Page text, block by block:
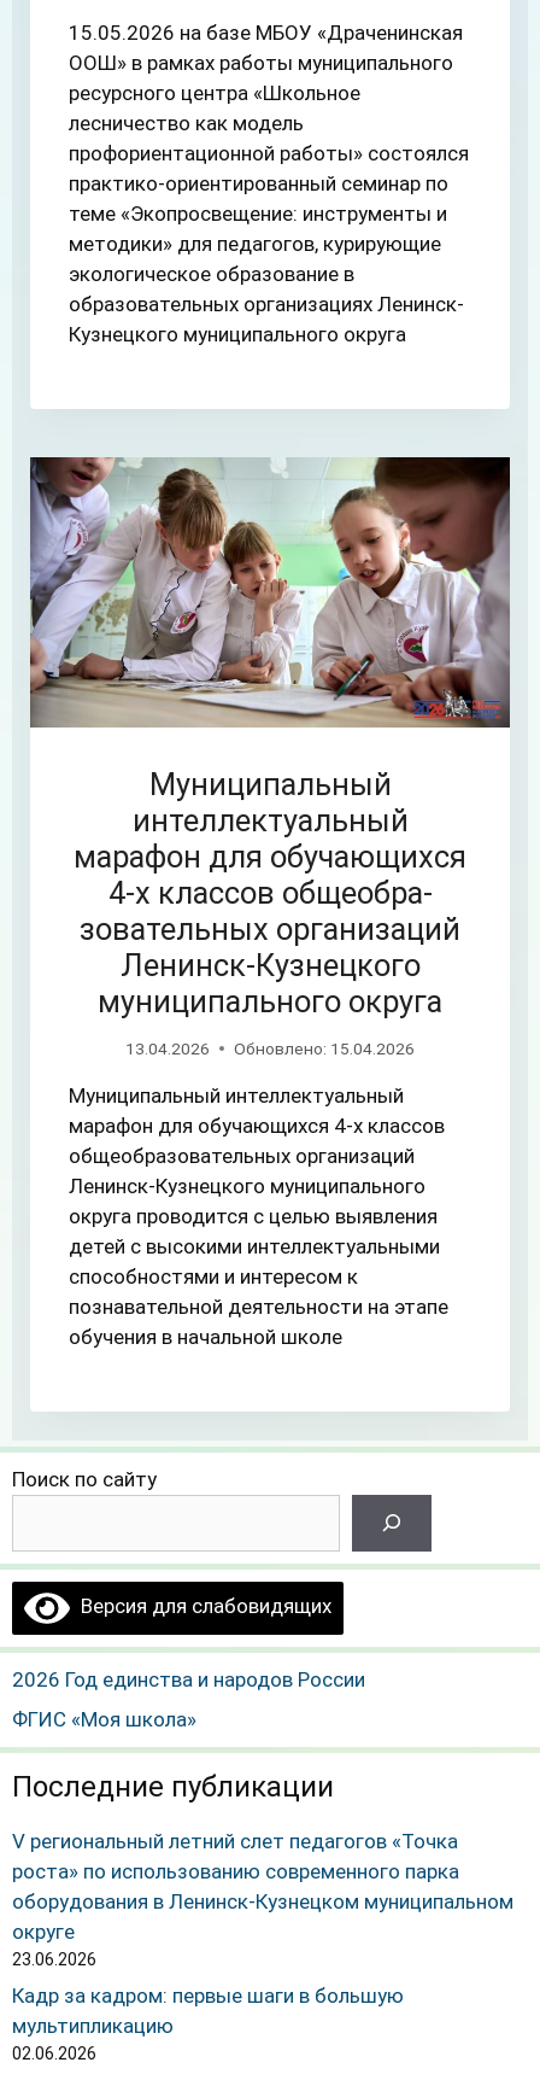
15.05.2026 на базе МБОУ «Драченинская
ООШ» в рамках работы муниципального
ресурсного центра «Школьное
лесничество как модель
профориентационной работы» состоялся
практико-ориентированный семинар по
теме «Экопросвещение: инструменты и
методики» для педагогов, курирующие
экологическое образование в
образовательных организациях Ленинск-
Кузнецкого муниципального округа
Муниципальный
интеллектуальный
марафон для обучающихся
4-х классов общеобра-
зовательных организаций
Ленинск-Кузнецкого
муниципального округа
13.04.2026 Обновлено: 15.04.2026
Муниципальный интеллектуальный
марафон для обучающихся 4-х классов
общеобразовательных организаций
Ленинск-Кузнецкого муниципального
округа проводится с целью выявления
детей с высокими интеллектуальными
способностями и интересом к
познавательной деятельности на этапе
обучения в начальной школе
Поиск по сайту
Версия для слабовидящих
2026 Год единства и народов России
ФГИС «Моя школа»
Последние публикации
V региональный летний слет педагогов «Точка
роста» по использованию современного парка
оборудования в Ленинск-Кузнецком муниципальном
округе
23.06.2026
Кадр за кадром: первые шаги в большую
мультипликацию
02.06.2026